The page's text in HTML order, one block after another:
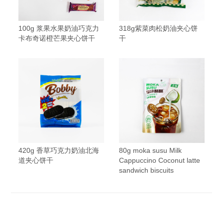
100g 浆果水果奶油巧克力
卡布奇诺橙芒果夹心饼干
318g紫菜肉松奶油夹心饼
干
420g 香草巧克力奶油北海
道夹心饼干
80g moka susu Milk
Cappuccino Coconut latte
sandwich biscuits